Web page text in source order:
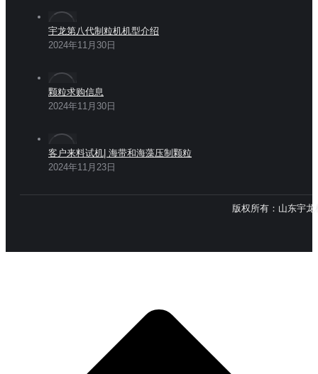
宇龙第八代制粒机机型介绍
2024年11月30日
颗粒求购信息
2024年11月30日
客户来料试机| 海带和海藻压制颗粒
2024年11月23日
版权所有：山东宇